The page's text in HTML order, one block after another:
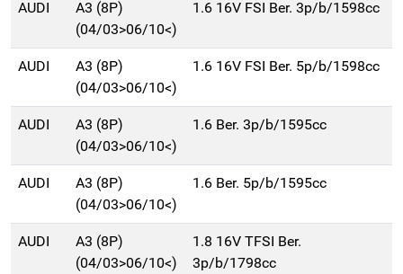
AUDI
A3 (8P)
(04/03>06/10<)
1.6 16V FSI Ber. 3p/b/1598cc
AUDI
A3 (8P)
(04/03>06/10<)
1.6 16V FSI Ber. 5p/b/1598cc
AUDI
A3 (8P)
(04/03>06/10<)
1.6 Ber. 3p/b/1595cc
AUDI
A3 (8P)
(04/03>06/10<)
1.6 Ber. 5p/b/1595cc
AUDI
A3 (8P)
(04/03>06/10<)
1.8 16V TFSI Ber.
3p/b/1798cc